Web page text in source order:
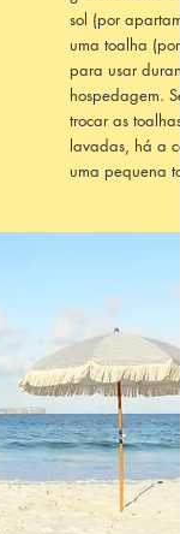
sol (por
uma toalha (por
para usar
hospedagem.
trocar as
lavadas, há a
uma pequena